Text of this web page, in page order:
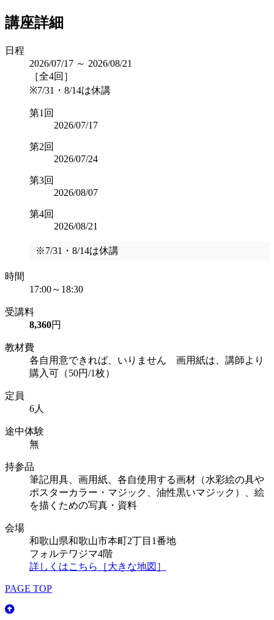
講座詳細
日程
2026/07/17 ～ 2026/08/21
［全4回］
※7/31・8/14は休講
第1回
2026/07/17
第2回
2026/07/24
第3回
2026/08/07
第4回
2026/08/21
※7/31・8/14は休講
時間
17:00～18:30
受講料
8,360円
教材費
各自用意できれば、いりません 画用紙は、講師より
購入可（50円/1枚）
定員
6人
途中体験
無
持参品
筆記用具、画用紙、各自使用する画材（水彩絵の具や
ポスターカラー・マジック、油性黒いマジック）、絵
を描くための写真・資料
会場
和歌山県和歌山市本町2丁目1番地
フォルテワジマ4階
詳しくはこちら［大きな地図］
PAGE TOP